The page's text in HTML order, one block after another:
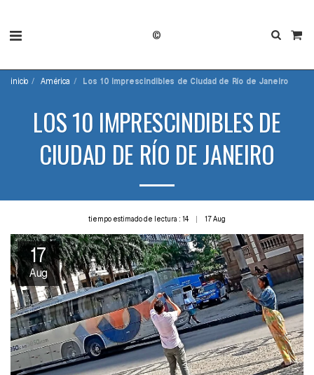
©
inicio América Los 10 imprescindibles de Ciudad de Río de Janeiro
LOS 10 IMPRESCINDIBLES DE
CIUDAD DE RÍO DE JANEIRO
tiempo estimado de lectura : 14 17Aug
17
Aug